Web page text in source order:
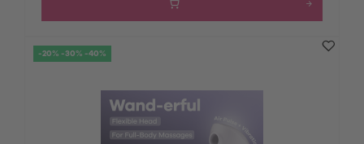
-20% -30% -40%